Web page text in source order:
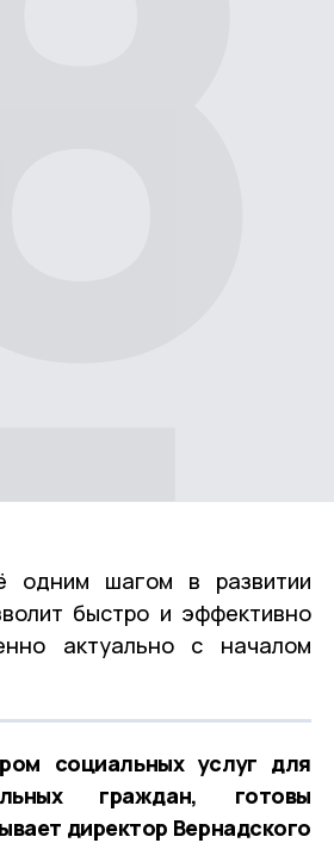
одним шагом в развитии
быстро и эффективно
актуально с началом
социальных услуг для
граждан, готовы
директор Вернадского